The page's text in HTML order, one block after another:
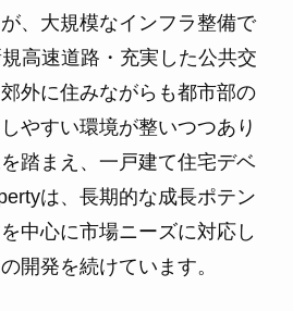
、大規模なインフラ整備で
高速道路・充実した公共交
外に住みながらも都市部の
やすい環境が整いつつあり
踏まえ、一戸建て住宅デベ
は、長期的な成長ポテン
中心に市場ニーズに対応し
開発を続けています。